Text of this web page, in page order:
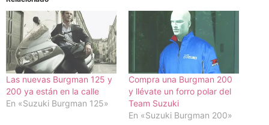
Las nuevas Burgman 125 y
200 ya están en la calle
En «Suzuki Burgman 125»
Compra una Burgman 200
y llévate un forro polar del
Team Suzuki
En «Suzuki Burgman 200»